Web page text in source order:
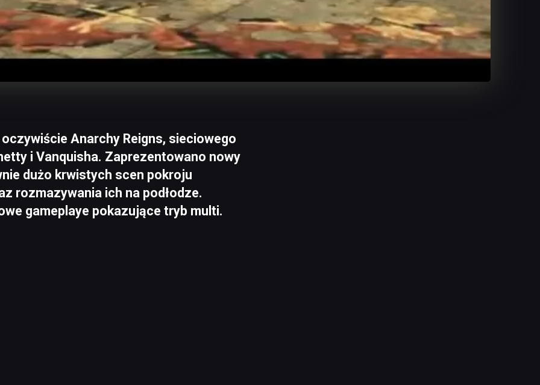
oczywiście Anarchy Reigns, sieciowego
i Vanquisha. Zaprezentowano nowy
dużo krwistych scen pokroju
rozmazywania ich na podłodze.
gameplaye pokazujące tryb multi.